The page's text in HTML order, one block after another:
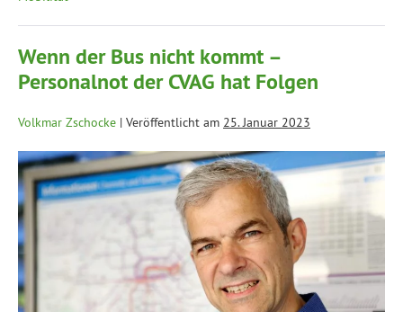
Wenn der Bus nicht kommt –
Personalnot der CVAG hat Folgen
Volkmar Zschocke | Veröffentlicht am 25. Januar 2023